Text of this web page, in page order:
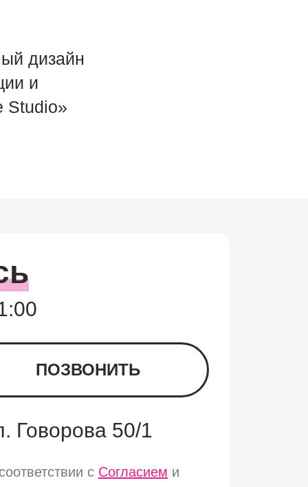
дизайн
и
Studio»
ПОЗВОНИТЬ
Говорова 50/1
с Согласием и